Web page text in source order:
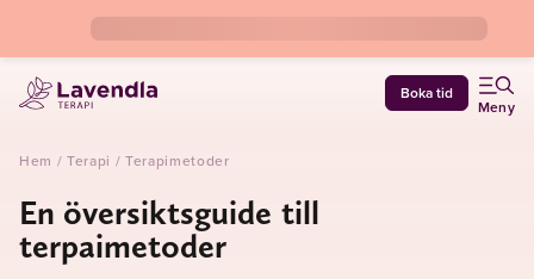
Boka tid
Meny
Hem / Terapi / Terapimetoder
En översiktsguide till
terpaimetoder